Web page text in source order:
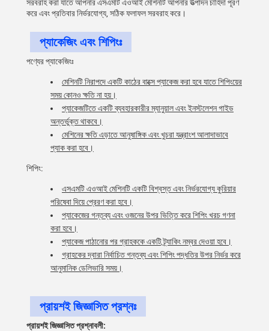
সরবরাহ করা যাতে আপনার এসএমটি এওআই মেশিনটি আপনার উত্পাদন চাহিদা পূরণ
করে এবং প্রতিবার নির্ভরযোগ্য, সঠিক ফলাফল সরবরাহ করে।
প্যাকেজিং এবং শিপিংঃ
পণ্যের প্যাকেজিংঃ
মেশিনটি নিরাপদে একটি কাঠের বাক্সে প্যাকেজ করা হবে যাতে শিপিংয়ের
সময় কোনও ক্ষতি না হয়।
প্যাকেজটিতে একটি ব্যবহারকারীর ম্যানুয়াল এবং ইনস্টলেশন গাইড
অন্তর্ভুক্ত থাকবে।
মেশিনের ক্ষতি এড়াতে আনুষাঙ্গিক এবং খুচরা যন্ত্রাংশ আলাদাভাবে
প্যাক করা হবে।
শিপিং:
এসএমটি এওআই মেশিনটি একটি বিশ্বস্ত এবং নির্ভরযোগ্য কুরিয়ার
পরিষেবা দিয়ে প্রেরণ করা হবে।
প্যাকেজের গন্তব্য এবং ওজনের উপর ভিত্তি করে শিপিং খরচ গণনা
করা হবে।
প্যাকেজ পাঠানোর পর গ্রাহককে একটি ট্র্যাকিং নম্বর দেওয়া হবে।
গ্রাহকের দ্বারা নির্বাচিত গন্তব্য এবং শিপিং পদ্ধতির উপর নির্ভর করে
আনুমানিক ডেলিভারি সময়।
প্রায়শই জিজ্ঞাসিত প্রশ্নঃ
প্রায়শই জিজ্ঞাসিত প্রশ্নাবলী: